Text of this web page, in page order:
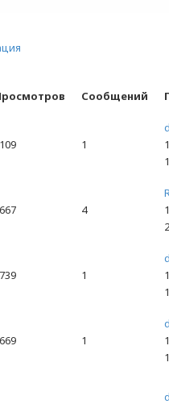
Сообщений
1
4
1
1